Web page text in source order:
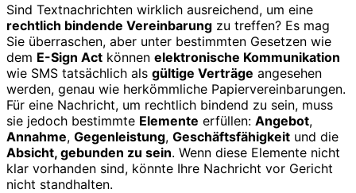
Sind Textnachrichten wirklich ausreichend, um eine
rechtlich bindende Vereinbarung zu treffen? Es mag
Sie überraschen, aber unter bestimmten Gesetzen wie
dem E-Sign Act können elektronische Kommunikation
wie SMS tatsächlich als gültige Verträge angesehen
werden, genau wie herkömmliche Papiervereinbarungen.
Für eine Nachricht, um rechtlich bindend zu sein, muss
sie jedoch bestimmte Elemente erfüllen: Angebot,
Annahme, Gegenleistung, Geschäftsfähigkeit und die
Absicht, gebunden zu sein. Wenn diese Elemente nicht
klar vorhanden sind, könnte Ihre Nachricht vor Gericht
nicht standhalten.